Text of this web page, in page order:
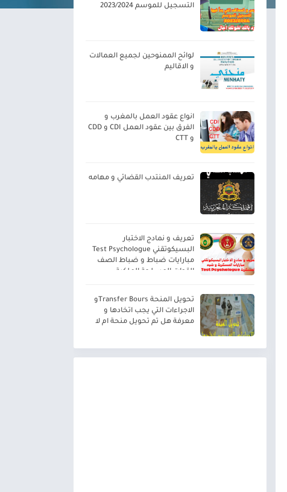
التسجيل للموسم 2023/2024
لوائح الممنوحين لجميع العمالات
و الاقاليم
انواع عقود العمل بالمغرب و
الفرق بين عقود العمل CDI و CDD
و CTT
تعريف المنتدب القضائي و مهامه
تعريف و نمادج الاختبار
البسيكوتقني Test Psychologue
مبارايات ضباط و ضباط الصف
القوات المسلحة الملكية
تحويل المنحة Transfer Boursو
الاجراءات التي يجب اتخادها و
معرفة هل تم تحويل منحة ام لا